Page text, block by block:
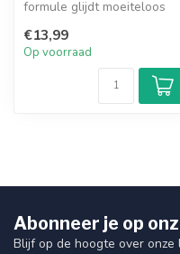
formule glijdt moeiteloos
€13,99
Op voorraad
Abonneer je op
Blijf op de hoogte over